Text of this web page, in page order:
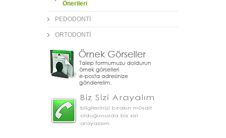
Önerileri
PEDODONTİ
ORTODONTİ